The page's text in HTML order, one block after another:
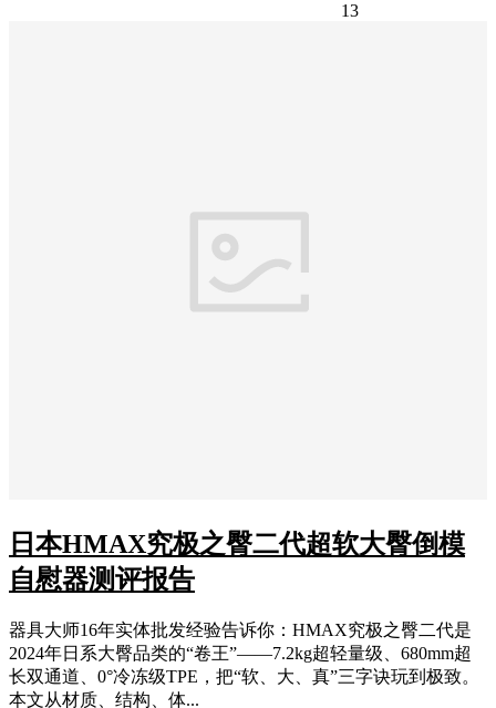
13
日本HMAX究极之臀二代超软大臀倒模
自慰器测评报告
器具大师16年实体批发经验告诉你：HMAX究极之臀二代是
2024年日系大臀品类的“卷王”——7.2kg超轻量级、680mm超
长双通道、0°冷冻级TPE，把“软、大、真”三字诀玩到极致。
本文从材质、结构、体...